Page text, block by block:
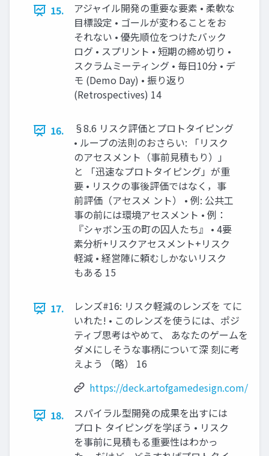
15.
アジャイル開発の重要な要素 • 柔軟な
目標設定 • ゴールが変わることをお
それない • 優先順位をつけたバック
ログ • スプリント • 短期の締め切り •
スクラムミーティング • 毎日10分 • デ
モ (Demo Day) • 振り返り
(Retrospectives) 14
16.
§8.6 リスク評価とプロトタイピング
• ループの法則のおさらい: 「リスク
のアセスメント（事前見積もり）」
と 「迅速なプロトタイピング」が重
要 • リスクの事後評価ではなく，事
前評価（アセスメ ント） • 例: 公共工
事の前には環境アセスメント • 例：
『シャボン玉の町の囚人たち』 • 4要
素分析+リスクアセスメント+リスク
軽減 • 経営陣に頼むしかないリスク
もある 15
17.
レンズ#16: リスク軽減のレンズを てに
いれた! • このレンズを使うには、ポジ
ティブ思考はやめて、 あなたのゲームを
ダメにしそうな事柄について深 刻に考
えよう （略） 16
https://deck.artofgamedesign.com/
18.
スパイラル型開発の成果を出すには
プロト タイピングを学ぼう • リスク
を事前に見積もる重要性はわかっ